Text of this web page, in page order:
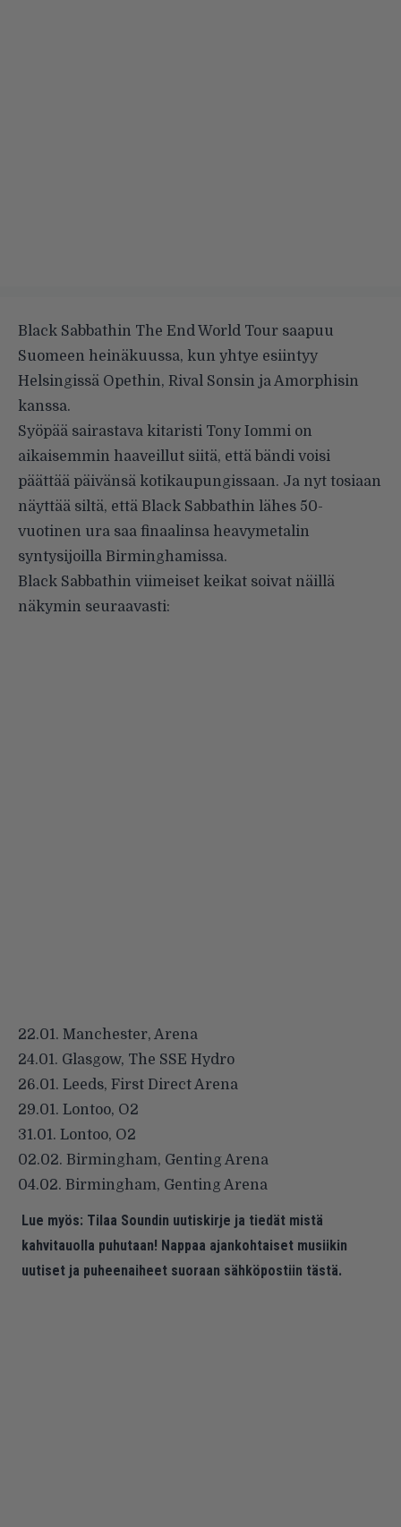
Black Sabbathin The End World Tour saapuu
Suomeen heinäkuussa, kun yhtye esiintyy
Helsingissä Opethin, Rival Sonsin ja Amorphisin
kanssa.
Syöpää sairastava kitaristi Tony Iommi on
aikaisemmin haaveillut siitä, että bändi voisi
päättää päivänsä kotikaupungissaan. Ja nyt tosiaan
näyttää siltä, että Black Sabbathin lähes 50-
vuotinen ura saa finaalinsa heavymetalin
syntysijoilla Birminghamissa.
Black Sabbathin viimeiset keikat soivat näillä
näkymin seuraavasti:
22.01. Manchester, Arena
24.01. Glasgow, The SSE Hydro
26.01. Leeds, First Direct Arena
29.01. Lontoo, O2
31.01. Lontoo, O2
02.02. Birmingham, Genting Arena
04.02. Birmingham, Genting Arena
Lue myös: Tilaa Soundin uutiskirje ja tiedät mistä
kahvitauolla puhutaan! Nappaa ajankohtaiset musiikin
uutiset ja puheenaiheet suoraan sähköpostiin tästä.